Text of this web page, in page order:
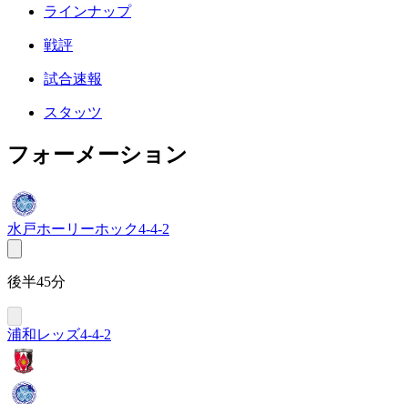
ラインナップ
戦評
試合速報
スタッツ
フォーメーション
水戸ホーリーホック4-4-2
後半45分
浦和レッズ4-4-2